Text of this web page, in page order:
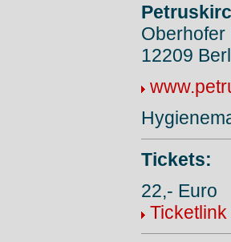
Oberhofer
12209
Tickets:
22,- Euro
Ticketlink